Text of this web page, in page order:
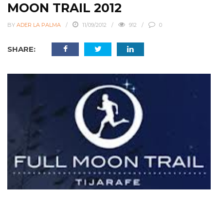
MOON TRAIL 2012
BY ADER LA PALMA 11/09/2012 912 0
SHARE: